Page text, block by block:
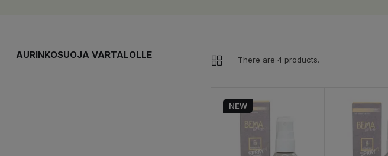
AURINKOSUOJA VARTALOLLE There are 4 products.
NEW